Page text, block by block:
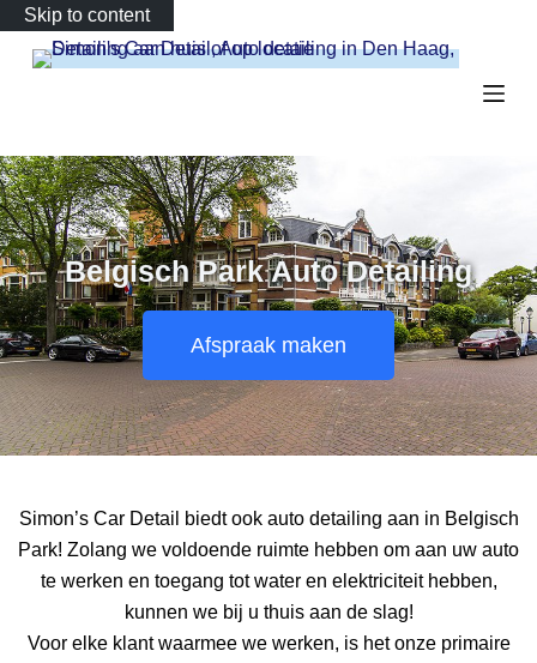
Skip to content
Belgisch Park Auto Detailing
Afspraak maken
Simon’s Car Detail biedt ook auto detailing aan in Belgisch
Park! Zolang we voldoende ruimte hebben om aan uw auto
te werken en toegang tot water en elektriciteit hebben,
kunnen we bij u thuis aan de slag!
Voor elke klant waarmee we werken, is het onze primaire